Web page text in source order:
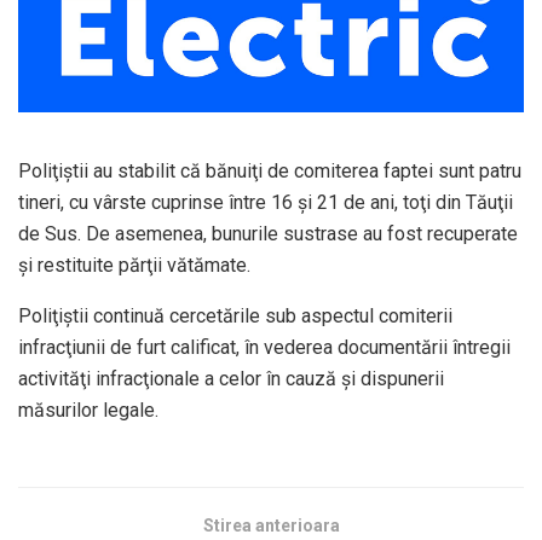
Poliţiştii au stabilit că bănuiţi de comiterea faptei sunt patru
tineri, cu vârste cuprinse între 16 şi 21 de ani, toţi din Tăuţii
de Sus. De asemenea, bunurile sustrase au fost recuperate
şi restituite părţii vătămate.
Poliţiştii continuă cercetările sub aspectul comiterii
infracţiunii de furt calificat, în vederea documentării întregii
activităţi infracţionale a celor în cauză şi dispunerii
măsurilor legale.
Stirea anterioara